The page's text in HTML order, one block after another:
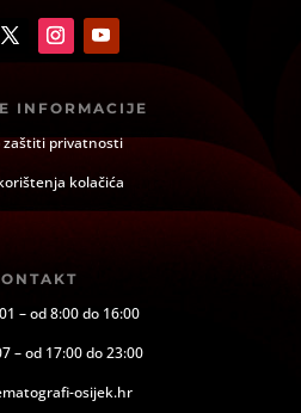
INFORMACIJE
zaštiti privatnosti
kolačića
– od 8:00 do 16:00
– od 17:00 do 23:00
osijek.hr